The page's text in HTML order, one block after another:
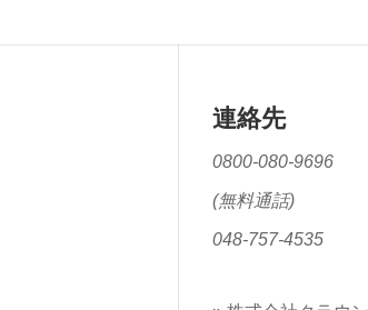
連絡先
0800-080-9696
(無料通話)
048-757-4535